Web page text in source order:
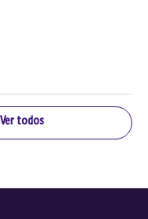
Ver todos